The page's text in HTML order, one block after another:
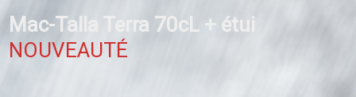
Mac-Talla Terra 70cL + étui
NOUVEAUTÉ